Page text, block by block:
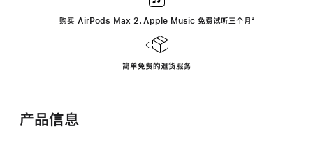
购买 AirPods Max 2，Apple Music 免费试听三个月 ‍脚
‍⁺
简单免费的退货服务
产品信息